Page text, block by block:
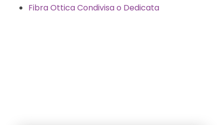
Fibra Ottica Condivisa o Dedicata